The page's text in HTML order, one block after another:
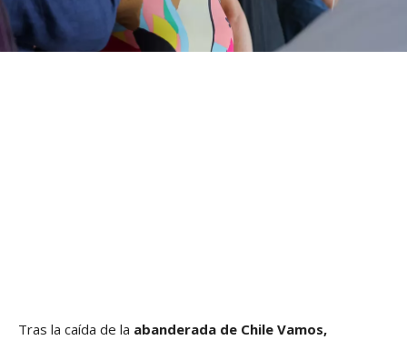
Tras la caída de la abanderada de Chile Vamos,